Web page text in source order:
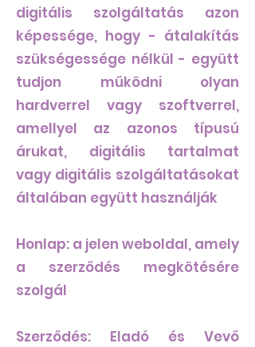
digitális szolgáltatás azon
képessége, hogy - átalakítás
szükségessége nélkül - együtt
tudjon működni olyan
hardverrel vagy szoftverrel,
amellyel az azonos típusú
árukat, digitális tartalmat
vagy digitális szolgáltatásokat
általában együtt használják
Honlap: a jelen weboldal, amely
a szerződés megkötésére
szolgál
Szerződés: Eladó és Vevő